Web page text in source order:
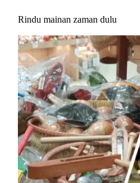
Rindu mainan zaman dulu